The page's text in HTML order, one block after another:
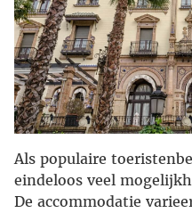
Als populaire
eindeloos veel
De accommodatie